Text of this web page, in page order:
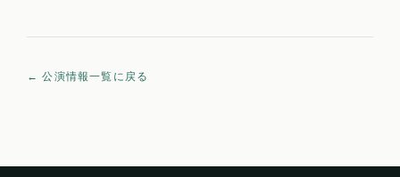
← 公演情報一覧に戻る